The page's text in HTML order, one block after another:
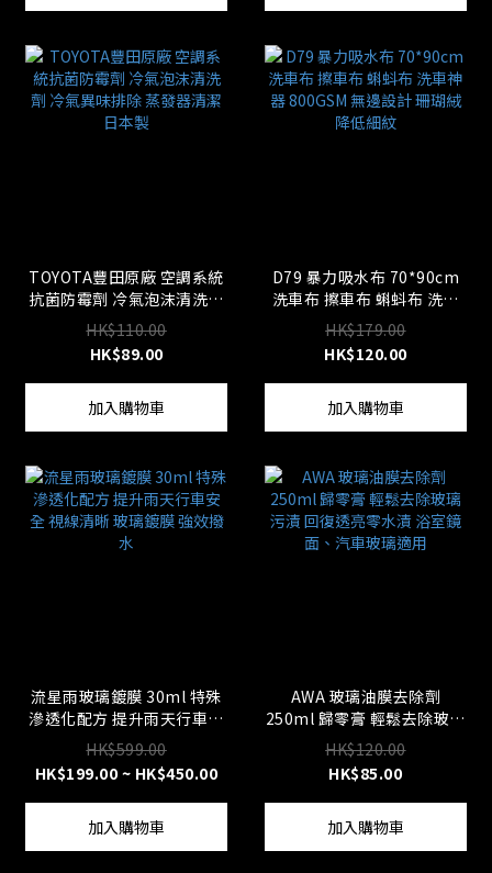
TOYOTA豐田原廠 空調系統
抗菌防霉劑 冷氣泡沫清洗劑
冷氣異味排除 蒸發器清潔 日
本製
HK$110.00
HK$89.00
加入購物車
D79 暴力吸水布 70*90cm
洗車布 擦車布 蝌蚪布 洗車
神器 800GSM 無邊設計 珊瑚
絨 降低細紋
HK$179.00
HK$120.00
加入購物車
流星雨玻璃鍍膜 30ml 特殊
滲透化配方 提升雨天行車安
全 視線清晰 玻璃鍍膜 強效
撥水
HK$599.00
HK$199.00 ~ HK$450.00
加入購物車
AWA 玻璃油膜去除劑
250ml 歸零膏 輕鬆去除玻璃
污漬 回復透亮零水漬 浴室鏡
面、汽車玻璃適用
HK$120.00
HK$85.00
加入購物車